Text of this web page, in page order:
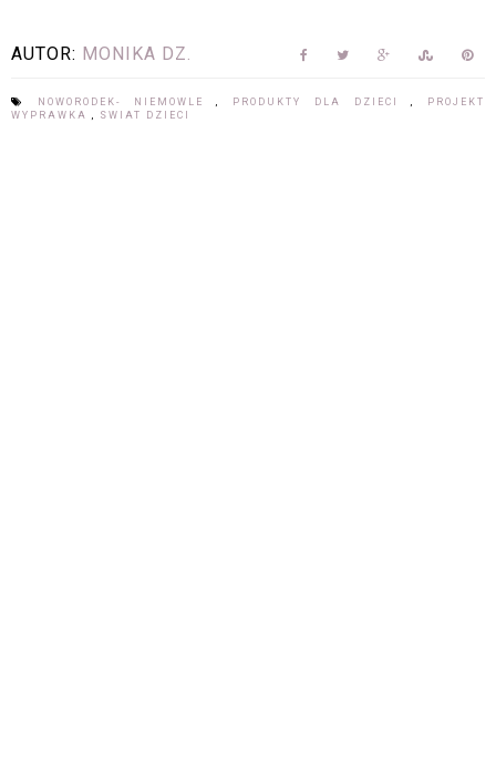
AUTOR: MONIKA DZ.
NOWORODEK- NIEMOWLE, PRODUKTY DLA DZIECI,
PROJEKT
WYPRAWKA , SWIAT DZIECI